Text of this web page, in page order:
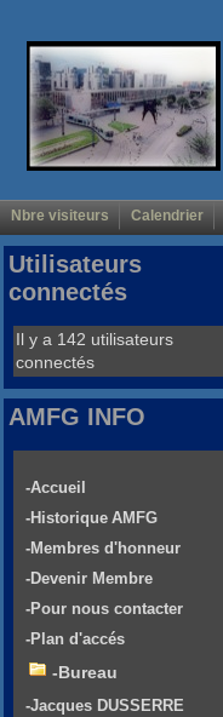
Nbre visiteurs Calendrier
Utilisateurs
connectés
Il y a 142 utilisateurs
connectés
AMFG INFO
-Accueil
-Historique AMFG
-Membres d'honneur
-Devenir Membre
-Pour nous contacter
-Plan d'accés
-Bureau
-Jacques DUSSERRE